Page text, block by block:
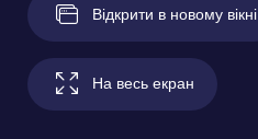
Відкрити в новому вікні
На весь екран